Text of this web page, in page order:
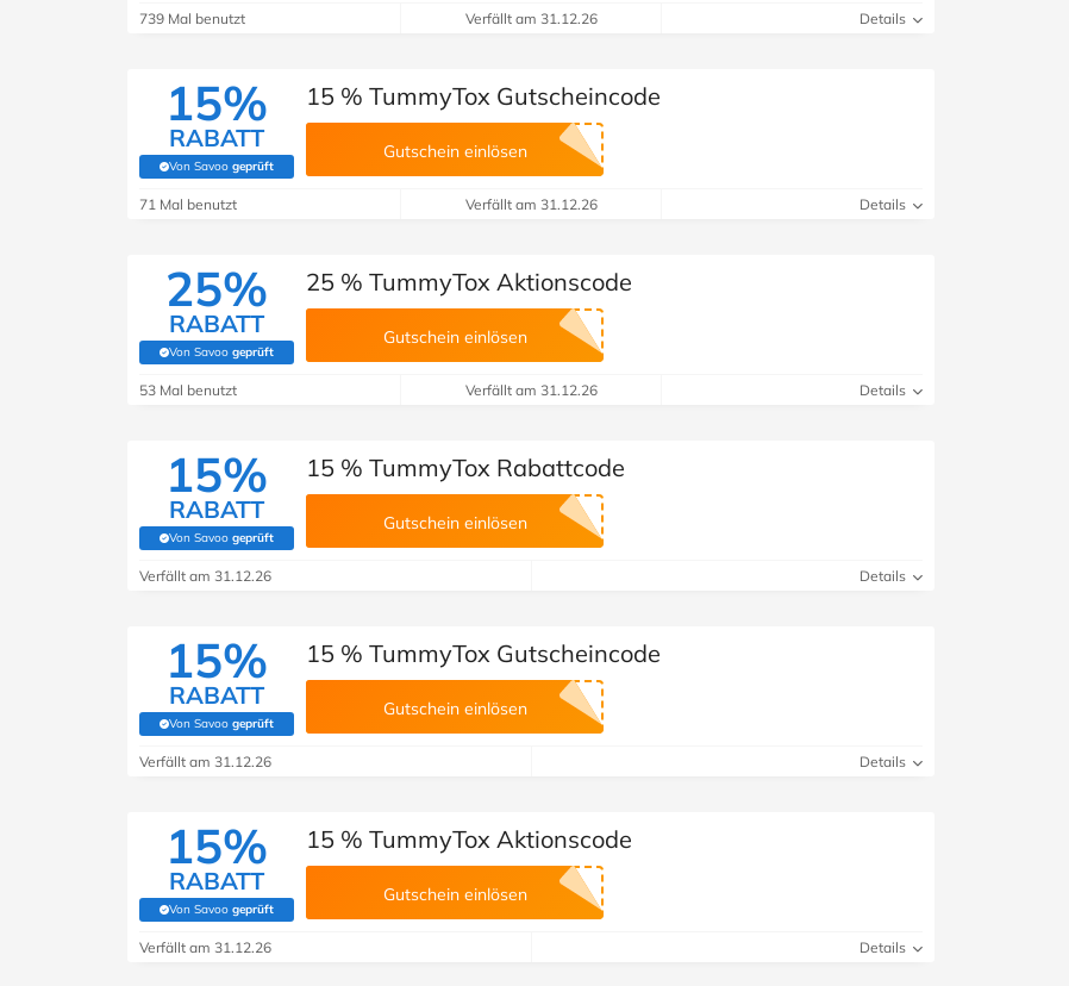
739 Mal benutzt Verfällt am 31.12.26 Details
15%
RABATT
Von Savoo geprüft
(Von Savoo geprüft)
15 % TummyTox Gutscheincode
Gutschein einlösen
71 Mal benutzt Verfällt am 31.12.26 Details
25%
RABATT
Von Savoo geprüft
(Von Savoo geprüft)
25 % TummyTox Aktionscode
Gutschein einlösen
53 Mal benutzt Verfällt am 31.12.26 Details
15%
RABATT
Von Savoo geprüft
(Von Savoo geprüft)
15 % TummyTox Rabattcode
Gutschein einlösen
Verfällt am 31.12.26 Details
15%
RABATT
Von Savoo geprüft
(Von Savoo geprüft)
15 % TummyTox Gutscheincode
Gutschein einlösen
Verfällt am 31.12.26 Details
15%
RABATT
Von Savoo geprüft
(Von Savoo geprüft)
15 % TummyTox Aktionscode
Gutschein einlösen
Verfällt am 31.12.26 Details